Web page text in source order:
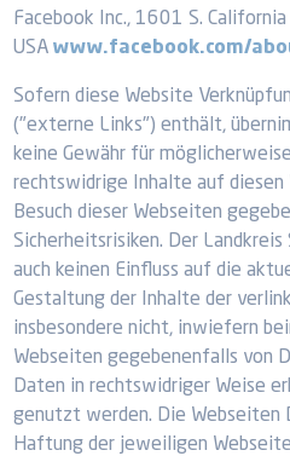
Facebook Inc., 1601 S.
USAwww.facebook.com/
Sofern diese Website
("externe Links") enthält,
keine Gewähr für
rechtswidrige Inhalte auf diesen
Besuch dieser Webseiten
Sicherheitsrisiken. Der Landkreis
auch keinen Einfluss auf die
Gestaltung der Inhalte der
insbesondere nicht, inwiefern
Webseiten gegebenenfalls von
Daten in rechtswidriger Weise
genutzt werden. Die
Haftung der jeweiligen